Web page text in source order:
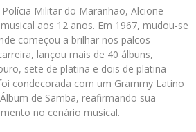
Militar do Maranhão, Alcione
aos 12 anos. Em 1967, mudou-se
começou a brilhar nos palcos
lançou mais de 40 álbuns,
sete de platina e dois de platina
condecorada com um Grammy Latino
de Samba, reafirmando sua
no cenário musical.